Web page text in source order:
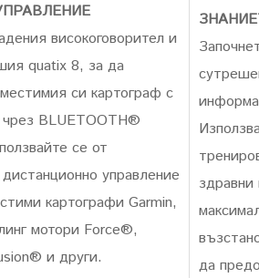
високоговорител и
quatix 8, за да
си картограф с
чрез BLUETOOTH®
се от
управление
картографи Garmin,
мотори Force®,
и други.
здравни
да